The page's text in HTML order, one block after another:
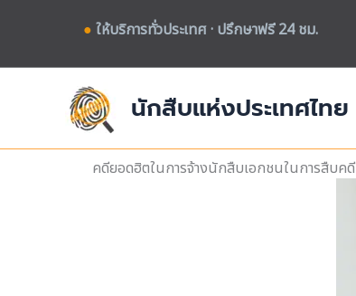
● ให้บริการทั่วประเทศ · ปรึกษาฟรี 24 ชม.
นักสืบแห่งประเทศไทย
คดียอดฮิตในการจ้างนักสืบเอกชนในการสืบคดี